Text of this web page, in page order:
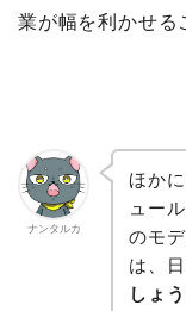
業が幅を利かせる
ナンタルカ
ほか
ュー
のモ
は、
しょう